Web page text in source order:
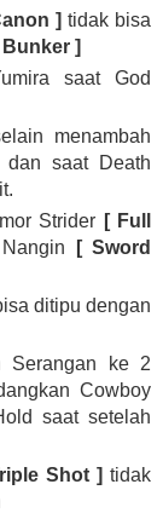
] tidak bisa
Bunker ]
saat God
menambah
dan saat Death
Strider [ Full
[ Sword
ditipu dengan
Serangan ke 2
Cowboy
saat setelah
Shot ] tidak